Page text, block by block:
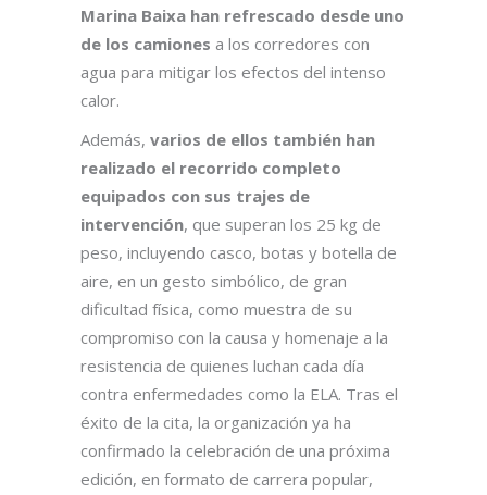
Marina Baixa han refrescado desde uno
de los camiones a los corredores con
agua para mitigar los efectos del intenso
calor.
Además, varios de ellos también han
realizado el recorrido completo
equipados con sus trajes de
intervención, que superan los 25 kg de
peso, incluyendo casco, botas y botella de
aire, en un gesto simbólico, de gran
dificultad física, como muestra de su
compromiso con la causa y homenaje a la
resistencia de quienes luchan cada día
contra enfermedades como la ELA. Tras el
éxito de la cita, la organización ya ha
confirmado la celebración de una próxima
edición, en formato de carrera popular,